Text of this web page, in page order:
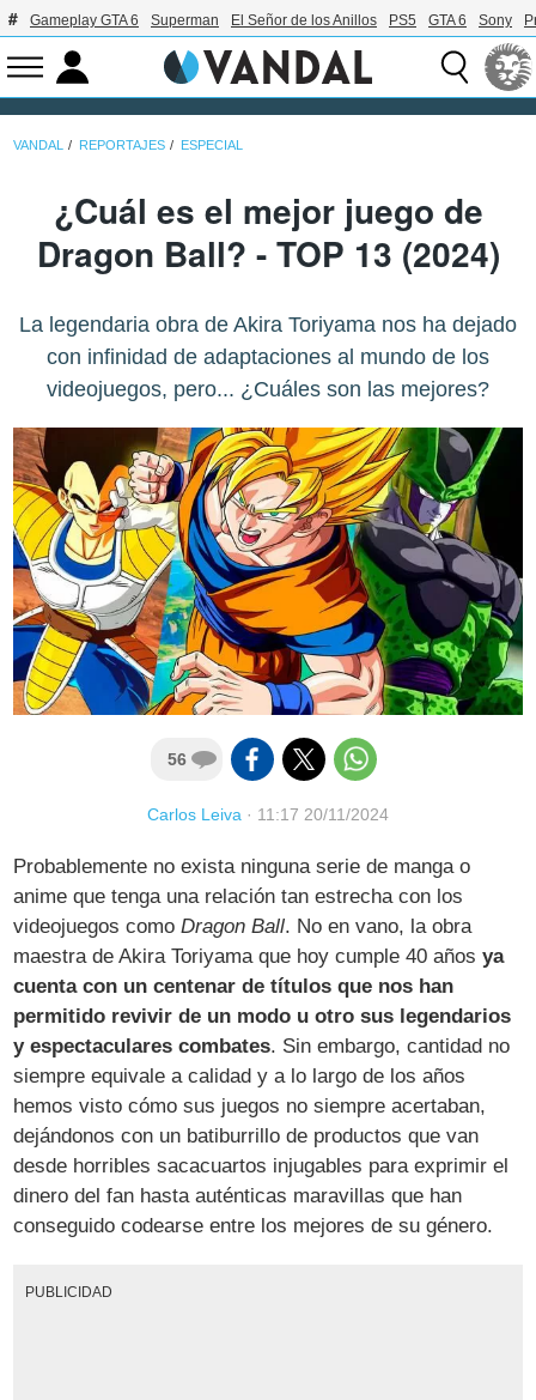
Gameplay GTA 6 Superman El Señor de los Anillos PS5 GTA 6 Sony
VANDAL REPORTAJES ESPECIAL
¿Cuál es el mejor juego de
Dragon Ball? - TOP 13 (2024)
La legendaria obra de Akira Toriyama nos ha dejado
con infinidad de adaptaciones al mundo de los
videojuegos, pero... ¿Cuáles son las mejores?
56
Carlos Leiva · 11:17 20/11/2024
Probablemente no exista ninguna serie de manga o
anime que tenga una relación tan estrecha con los
videojuegos comoDragon Ball. No en vano, la obra
maestra de Akira Toriyama que hoy cumple 40 añosya
cuenta con un centenar de títulos que nos han
permitido revivir de un modo u otro sus legendarios
y espectaculares combates. Sin embargo, cantidad no
siempre equivale a calidad y a lo largo de los años
hemos visto cómo sus juegos no siempre acertaban,
dejándonos con un batiburrillo de productos que van
desde horribles sacacuartos injugables para exprimir el
dinero del fan hasta auténticas maravillas que han
conseguido codearse entre los mejores de su género.
PUBLICIDAD